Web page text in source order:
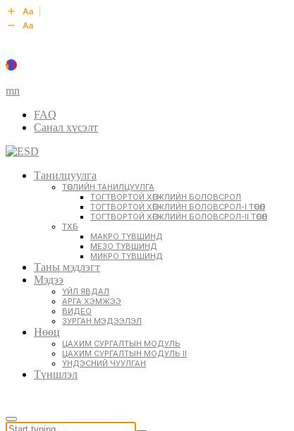
mn
FAQ
Санал хүсэлт
Танилцуулга
ТӨСЛИЙН ТАНИЛЦУУЛГА
ТОГТВОРТОЙ ХӨГЖЛИЙН БОЛОВСРОЛ
ТОГТВОРТОЙ ХӨГЖЛИЙН БОЛОВСРОЛ-I ТӨСӨЛ
ТОГТВОРТОЙ ХӨГЖЛИЙН БОЛОВСРОЛ-II ТӨСӨЛ
ТХБ
МАКРО ТҮВШИНД
МЕЗО ТҮВШИНД
МИКРО ТҮВШИНД
Таны мэдлэгт
Мэдээ
ҮЙЛ ЯВДАЛ
АРГА ХЭМЖЭЭ
ВИДЕО
ЗУРГАН МЭДЭЭЛЭЛ
Нөөц
ЦАХИМ СУРГАЛТЫН МОДУЛЬ
ЦАХИМ СУРГАЛТЫН МОДУЛЬ II
ҮНДЭСНИЙ ЧУУЛГАН
Түншлэл